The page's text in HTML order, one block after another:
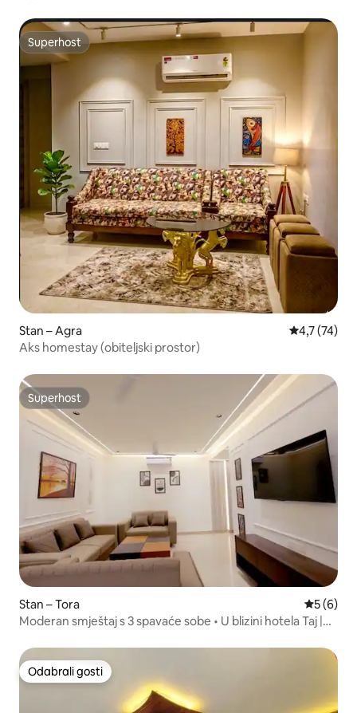
Superhost
Superhost
Stan – Agra Prosječna
4,7 (74)
Aks homestay (obiteljski prostor)
Superhost
Superhost
Stan – Tora
5 (6)
Moderan smještaj s 3 spavaće sobe • U blizini hotela Taj |
Odabrali gosti
Odabrali gosti